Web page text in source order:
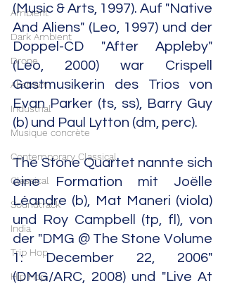
Ambient
Dark Ambient
Drone
Abstract
Industrial
Musique concrète
Contemporary Classical
Classical
Soundtrack
India
Trip Hop
Hip Hop
(Music & Arts, 1997). Auf "Native
And Aliens" (Leo, 1997) und der
Doppel-CD "After Appleby"
(Leo, 2000) war Crispell
Gastmusikerin des Trios von
Evan Parker (ts, ss), Barry Guy
(b) und Paul Lytton (dm, perc).
The Stone Quartet nannte sich
eine Formation mit Joëlle
Léandre (b), Mat Maneri (viola)
und Roy Campbell (tp, fl), von
der "DMG @ The Stone Volume
1: December 22, 2006"
(DMG/ARC, 2008) und "Live At